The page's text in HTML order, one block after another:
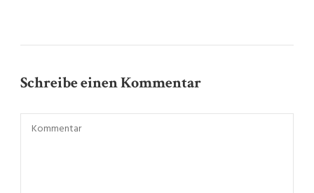
Schreibe einen Kommentar